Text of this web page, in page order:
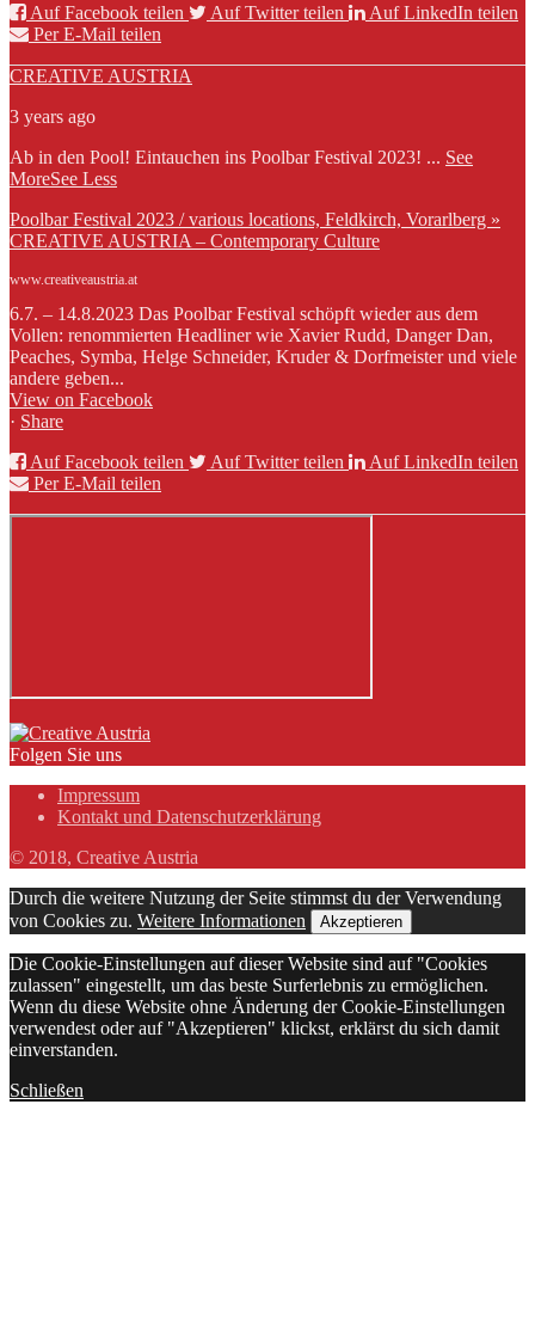
Auf Facebook teilen
Auf Twitter teilen
Auf LinkedIn teilen
Per E-Mail teilen
CREATIVE AUSTRIA
3 years ago
Ab in den Pool! Eintauchen ins Poolbar Festival 2023! ... See
MoreSee Less
Poolbar Festival 2023 / various locations, Feldkirch, Vorarlberg »
CREATIVE AUSTRIA – Contemporary Culture
www.creativeaustria.at
6.7. – 14.8.2023 Das Poolbar Festival schöpft wieder aus dem
Vollen: renommierten Headliner wie Xavier Rudd, Danger Dan,
Peaches, Symba, Helge Schneider, Kruder & Dorfmeister und viele
andere geben...
View on Facebook
· Share
Auf Facebook teilen
Auf Twitter teilen
Auf LinkedIn teilen
Per E-Mail teilen
Folgen Sie uns
Impressum
Kontakt und Datenschutzerklärung
© 2018, Creative Austria
Durch die weitere Nutzung der Seite stimmst du der Verwendung
von Cookies zu. Weitere Informationen Akzeptieren
Die Cookie-Einstellungen auf dieser Website sind auf "Cookies
zulassen" eingestellt, um das beste Surferlebnis zu ermöglichen.
Wenn du diese Website ohne Änderung der Cookie-Einstellungen
verwendest oder auf "Akzeptieren" klickst, erklärst du sich damit
einverstanden.
Schließen